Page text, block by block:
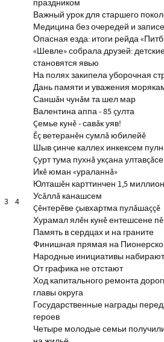
3 4
праздником
Важный урок для старшего
Медицина без очередей и
Опасная езда: итоги рейда
«Шевле» собрала друзей:
становятся явью
На полях закипела уборочная
Дань памяти и уважения
Саншăн чунăм та шел мар
Валентина аппа - 85 çулта
Çемье кунĕ - савăк уяв!
Ĕç ветеранĕн сумлă юбилейĕ
Шыв çинче каллех инкексем
Çурт тума пухнă укçана
Икĕ юман «ураланнă»
Юлташĕн карттинчен 1,5
Усăллă канашсем
Çĕнтерĕве çывхартма пулăшаççĕ
Хурамал ялĕн кунĕ ентешсене
Память в сердцах и на граните
Финишная прямая на
Народные инициативы
От графика не отстают
Ход капитального ремонта
главы округа
Государственные награды
героев
Четыре молодые семьи